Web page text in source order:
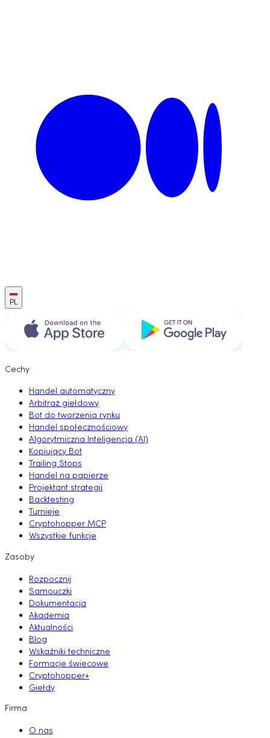
PL
Cechy
Handel automatyczny
Arbitraż giełdowy
Bot do tworzenia rynku
Handel społecznościowy
Algorytmiczna Inteligencja (AI)
Kopiujący Bot
Trailing Stops
Handel na papierze
Projektant strategii
Backtesting
Turnieje
Cryptohopper MCP
Wszystkie funkcje
Zasoby
Rozpocznij
Samouczki
Dokumentacja
Akademia
Aktualności
Blog
Wskaźniki techniczne
Formacje świecowe
Cryptohopper+
Giełdy
Firma
O nas